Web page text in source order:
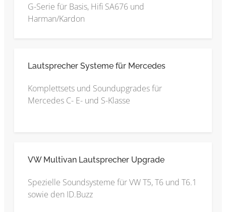
G-Serie für Basis, Hifi SA676 und
Harman/Kardon
Lautsprecher Systeme für Mercedes
Komplettsets und Soundupgrades für
Mercedes C- E- und S-Klasse
VW Multivan Lautsprecher Upgrade
Spezielle Soundsysteme für VW T5, T6 und T6.1
sowie den ID.Buzz